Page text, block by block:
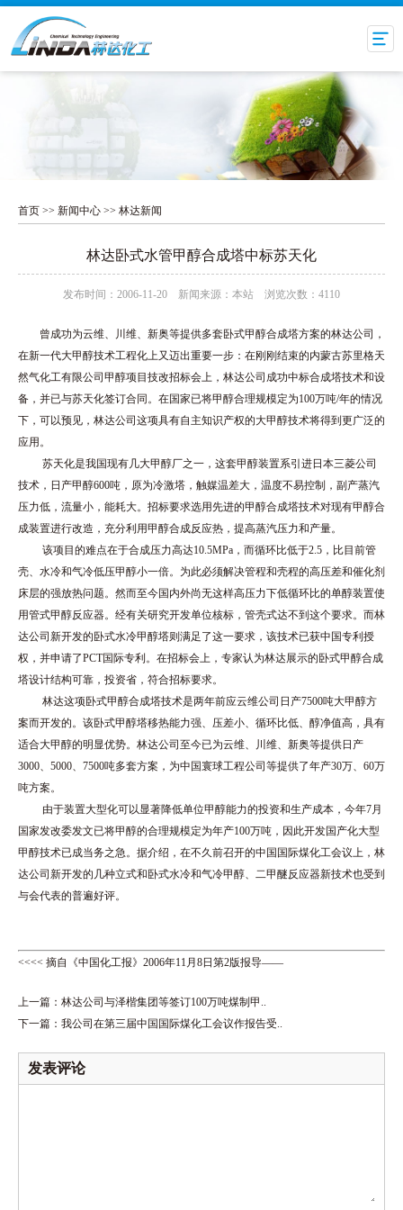
首页 >> 新闻中心 >> 林达新闻
林达卧式水管甲醇合成塔中标苏天化
发布时间：2006-11-20 新闻来源：本站 浏览次数：4110
曾成功为云维、川维、新奥等提供多套卧式甲醇合成塔方案的林达公司，
在新一代大甲醇技术工程化上又迈出重要一步：在刚刚结束的内蒙古苏里格天
然气化工有限公司甲醇项目技改招标会上，林达公司成功中标合成塔技术和设
备，并已与苏天化签订合同。在国家已将甲醇合理规模定为100万吨/年的情况
下，可以预见，林达公司这项具有自主知识产权的大甲醇技术将得到更广泛的
应用。
苏天化是我国现有几大甲醇厂之一，这套甲醇装置系引进日本三菱公司
技术，日产甲醇600吨，原为冷激塔，触媒温差大，温度不易控制，副产蒸汽
压力低，流量小，能耗大。招标要求选用先进的甲醇合成塔技术对现有甲醇合
成装置进行改造，充分利用甲醇合成反应热，提高蒸汽压力和产量。
该项目的难点在于合成压力高达10.5MPa，而循环比低于2.5，比目前管
壳、水冷和气冷低压甲醇小一倍。为此必须解决管程和壳程的高压差和催化剂
床层的强放热问题。然而至今国内外尚无这样高压力下低循环比的单醇装置使
用管式甲醇反应器。经有关研究开发单位核标，管壳式达不到这个要求。而林
达公司新开发的卧式水冷甲醇塔则满足了这一要求，该技术已获中国专利授
权，并申请了PCT国际专利。在招标会上，专家认为林达展示的卧式甲醇合成
塔设计结构可靠，投资省，符合招标要求。
林达这项卧式甲醇合成塔技术是两年前应云维公司日产7500吨大甲醇方
案而开发的。该卧式甲醇塔移热能力强、压差小、循环比低、醇净值高，具有
适合大甲醇的明显优势。林达公司至今已为云维、川维、新奥等提供日产
3000、5000、7500吨多套方案，为中国寰球工程公司等提供了年产30万、60万
吨方案。
由于装置大型化可以显著降低单位甲醇能力的投资和生产成本，今年7月
国家发改委发文已将甲醇的合理规模定为年产100万吨，因此开发国产化大型
甲醇技术已成当务之急。据介绍，在不久前召开的中国国际煤化工会议上，林
达公司新开发的几种立式和卧式水冷和气冷甲醇、二甲醚反应器新技术也受到
与会代表的普遍好评。
<<<< 摘自《中国化工报》2006年11月8日第2版报导——
上一篇： 林达公司与泽楷集团等签订100万吨煤制甲..
下一篇： 我公司在第三届中国国际煤化工会议作报告受..
发表评论